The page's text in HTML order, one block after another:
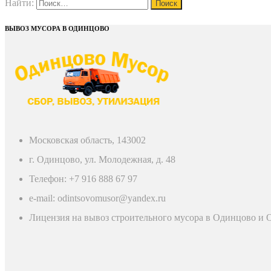
Найти:
ВЫВОЗ МУСОРА В ОДИНЦОВО
Московская область, 143002
г. Одинцово, ул. Молодежная, д. 48
Телефон: +7 916 888 67 97
e-mail: odintsovomusor@yandex.ru
Лицензия на вывоз строительного мусора в Одинцово и